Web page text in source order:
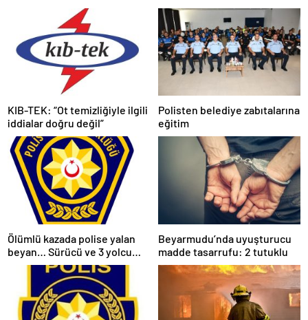
KIB-TEK: “Ot temizliğiyle ilgili
iddialar doğru değil”
Polisten belediye zabıtalarına
eğitim
Ölümlü kazada polise yalan
beyan… Sürücü ve 3 yolcu
tutuklandı
Beyarmudu’nda uyuşturucu
madde tasarrufu: 2 tutuklu